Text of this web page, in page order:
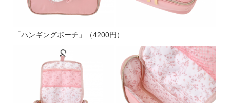
「ハンギングポーチ」（4200円）